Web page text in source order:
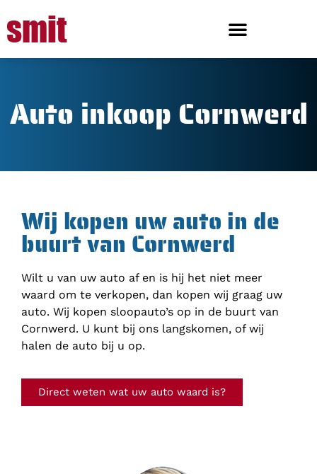
Auto inkoop Cornwerd
Wij kopen uw auto in de
buurt van Cornwerd
Wilt u van uw auto af en is hij het niet meer
waard om te verkopen, dan kopen wij graag uw
auto. Wij kopen sloopauto’s op in de buurt van
Cornwerd. U kunt bij ons langskomen, of wij
halen de auto bij u op.
Direct weten wat uw auto waard is?